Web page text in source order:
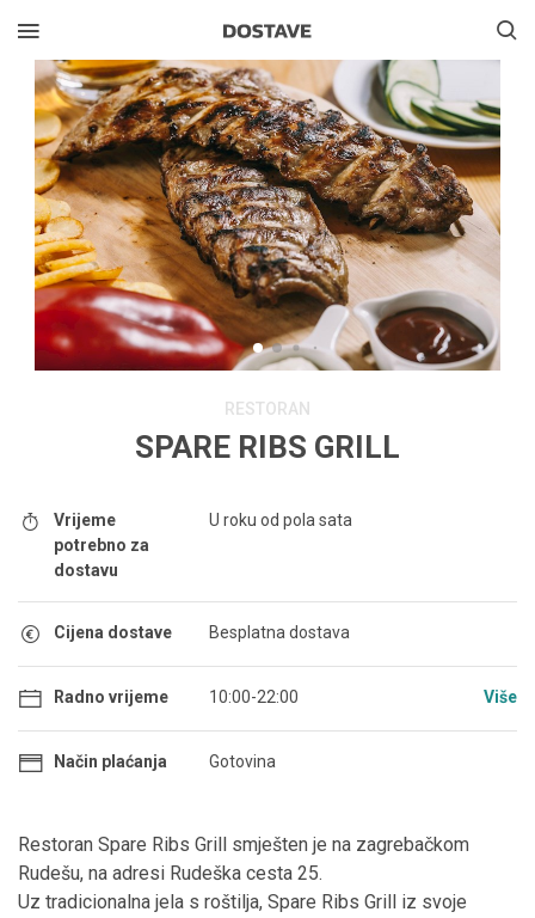
RESTORAN
SPARE RIBS GRILL
Vrijeme
potrebno za
dostavu
U roku od pola sata
Cijena dostave Besplatna dostava
Radno vrijeme 10:00-22:00 Više
Način plaćanja Gotovina
Restoran Spare Ribs Grill smješten je na zagrebačkom
Rudešu, na adresi Rudeška cesta 25.
Uz tradicionalna jela s roštilja, Spare Ribs Grill iz svoje